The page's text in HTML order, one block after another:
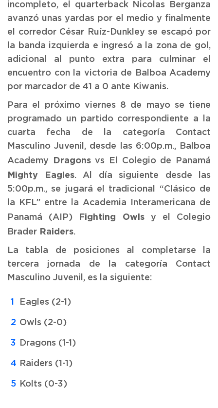
incompleto, el quarterback Nicolas Berganza
avanzó unas yardas por el medio y finalmente
el corredor César Ruíz-Dunkley se escapó por
la banda izquierda e ingresó a la zona de gol,
adicional al punto extra para culminar el
encuentro con la victoria de Balboa Academy
por marcador de 41 a 0 ante Kiwanis.
Para el próximo viernes 8 de mayo se tiene
programado un partido correspondiente a la
cuarta fecha de la categoría Contact
Masculino Juvenil, desde las 6:00p.m., Balboa
Academy
Dragonsvs El Colegio de Panamá
Mighty Eagles. Al día siguiente desde las
5:00p.m., se jugará el tradicional “Clásico de
la KFL” entre la Academia Interamericana de
Panamá (AIP) Fighting Owls y el Colegio
Brader Raiders.
La tabla de posiciones al completarse la
tercera jornada de la categoría Contact
Masculino Juvenil, es la siguiente:
Eagles (2-1)
Owls (2-0)
Dragons (1-1)
Raiders (1-1)
Kolts (0-3)